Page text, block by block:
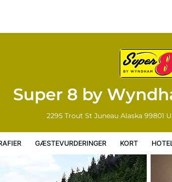
Super 8 by
2295 Trout St Juneau Alaska 99801
GÆSTEVURDERINGER KORT